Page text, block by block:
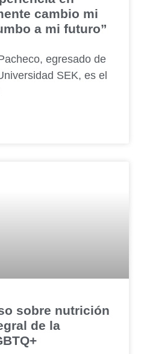
cambio mi
a mi futuro”
egresado de
SEK, es el
sobre nutrición
de la